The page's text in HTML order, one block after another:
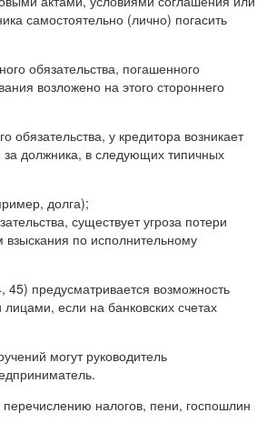
самостоятельно (лично) погасить
обязательства, погашенного
возложено на этого стороннего
обязательства, у кредитора возникает
должника, в следующих типичных
долга);
существует угроза потери
по исполнительному
предусматривается возможность
если на банковских счетах
могут руководитель
налогов, пени, госпошлин